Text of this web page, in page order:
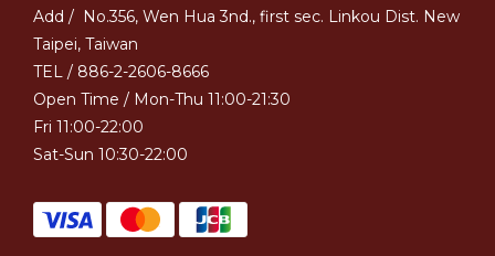
Add / No.356, Wen Hua 3nd., first sec. Linkou Dist. New
Taipei, Taiwan
TEL / 886-2-2606-8666
Open Time / Mon-Thu 11:00-21:30
Fri 11:00-22:00
Sat-Sun 10:30-22:00